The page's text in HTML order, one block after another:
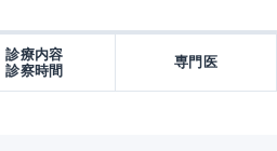
診療内容
診察時間
専門医